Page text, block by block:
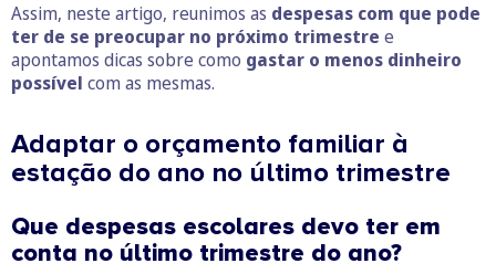
Assim, neste artigo, reunimos as despesas com que pode
ter de se preocupar no próximo trimestre e
apontamos dicas sobre como gastar o menos dinheiro
possível com as mesmas.
Adaptar o orçamento familiar à
estação do ano no último trimestre
Que despesas escolares devo ter em
conta no último trimestre do ano?